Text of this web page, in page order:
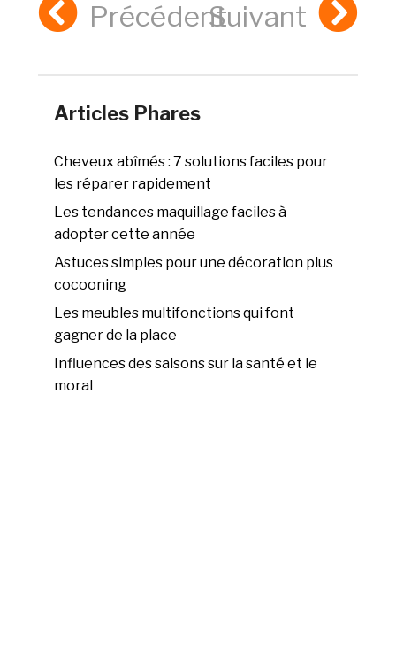
PrécédentSuivant
Articles Phares
Cheveux abîmés : 7 solutions faciles pour
les réparer rapidement
Les tendances maquillage faciles à
adopter cette année
Astuces simples pour une décoration plus
cocooning
Les meubles multifonctions qui font
gagner de la place
Influences des saisons sur la santé et le
moral